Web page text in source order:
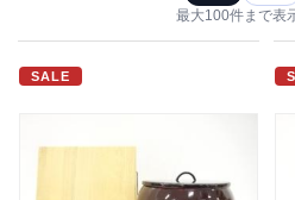
最大100件まで表
SALE